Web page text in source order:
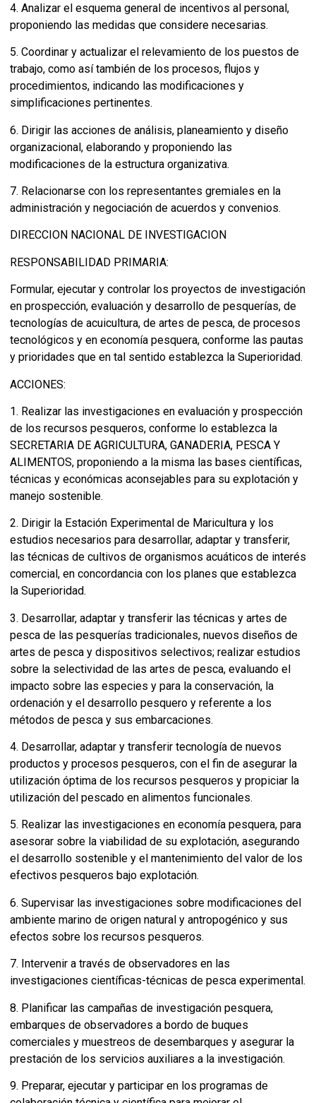
4. Analizar el esquema general de incentivos al personal,
proponiendo las medidas que considere necesarias.
5. Coordinar y actualizar el relevamiento de los puestos de
trabajo, como así también de los procesos, flujos y
procedimientos, indicando las modificaciones y
simplificaciones pertinentes.
6. Dirigir las acciones de análisis, planeamiento y diseño
organizacional, elaborando y proponiendo las
modificaciones de la estructura organizativa.
7. Relacionarse con los representantes gremiales en la
administración y negociación de acuerdos y convenios.
DIRECCION NACIONAL DE INVESTIGACION
RESPONSABILIDAD PRIMARIA:
Formular, ejecutar y controlar los proyectos de investigación
en prospección, evaluación y desarrollo de pesquerías, de
tecnologías de acuicultura, de artes de pesca, de procesos
tecnológicos y en economía pesquera, conforme las pautas
y prioridades que en tal sentido establezca la Superioridad.
ACCIONES:
1. Realizar las investigaciones en evaluación y prospección
de los recursos pesqueros, conforme lo establezca la
SECRETARIA DE AGRICULTURA, GANADERIA, PESCA Y
ALIMENTOS, proponiendo a la misma las bases científicas,
técnicas y económicas aconsejables para su explotación y
manejo sostenible.
2. Dirigir la Estación Experimental de Maricultura y los
estudios necesarios para desarrollar, adaptar y transferir,
las técnicas de cultivos de organismos acuáticos de interés
comercial, en concordancia con los planes que establezca
la Superioridad.
3. Desarrollar, adaptar y transferir las técnicas y artes de
pesca de las pesquerías tradicionales, nuevos diseños de
artes de pesca y dispositivos selectivos; realizar estudios
sobre la selectividad de las artes de pesca, evaluando el
impacto sobre las especies y para la conservación, la
ordenación y el desarrollo pesquero y referente a los
métodos de pesca y sus embarcaciones.
4. Desarrollar, adaptar y transferir tecnología de nuevos
productos y procesos pesqueros, con el fin de asegurar la
utilización óptima de los recursos pesqueros y propiciar la
utilización del pescado en alimentos funcionales.
5. Realizar las investigaciones en economía pesquera, para
asesorar sobre la viabilidad de su explotación, asegurando
el desarrollo sostenible y el mantenimiento del valor de los
efectivos pesqueros bajo explotación.
6. Supervisar las investigaciones sobre modificaciones del
ambiente marino de origen natural y antropogénico y sus
efectos sobre los recursos pesqueros.
7. Intervenir a través de observadores en las
investigaciones científicas-técnicas de pesca experimental.
8. Planificar las campañas de investigación pesquera,
embarques de observadores a bordo de buques
comerciales y muestreos de desembarques y asegurar la
prestación de los servicios auxiliares a la investigación.
9. Preparar, ejecutar y participar en los programas de